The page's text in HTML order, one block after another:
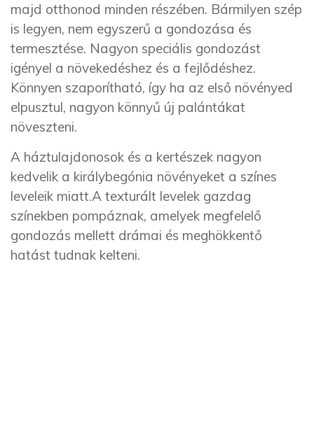
majd otthonod minden részében. Bármilyen szép
is legyen, nem egyszerű a gondozása és
termesztése. Nagyon speciális gondozást
igényel a növekedéshez és a fejlődéshez.
Könnyen szaporítható, így ha az első növényed
elpusztul, nagyon könnyű új palántákat
növeszteni.
A háztulajdonosok és a kertészek nagyon
kedvelik a királybegónia növényeket a színes
leveleik miatt.A texturált levelek gazdag
színekben pompáznak, amelyek megfelelő
gondozás mellett drámai és meghökkentő
hatást tudnak kelteni.